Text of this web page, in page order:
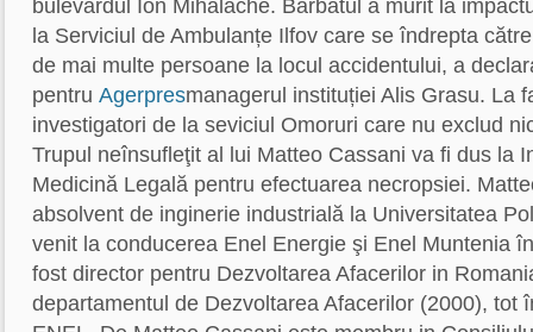
bulevardul Ion Mihalache. Bărbatul a murit la
la Serviciul de Ambulanțe Ilfov care se îndrepta
de mai multe persoane la locul accidentului, a
pentru Agerpresmanagerul instituției Alis Grasu. La
investigatori de la seviciul Omoruri care nu exclud
Trupul neînsufleţit al lui Matteo Cassani va fi dus la
Medicină Legală pentru efectuarea necropsiei.
absolvent de inginerie industrială la Universitatea
venit la conducerea Enel Energie şi Enel Muntenia
fost director pentru Dezvoltarea Afacerilor in
departamentul de Dezvoltarea Afacerilor (2000), tot